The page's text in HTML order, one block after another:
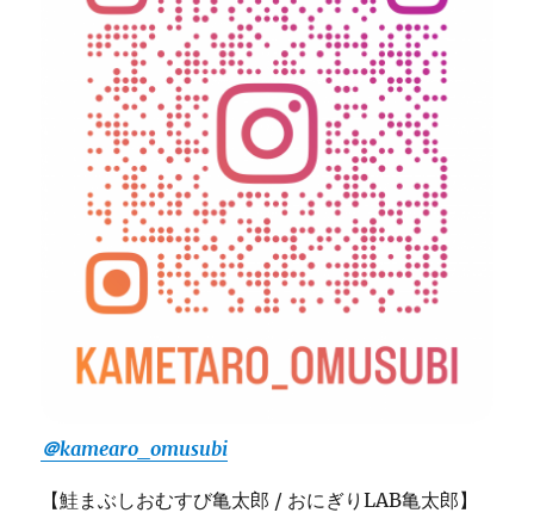
＠kamearo_omusubi
【鮭まぶしおむすび亀太郎 / おにぎりLAB亀太郎】